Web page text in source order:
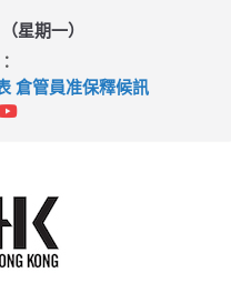
星期一）
倉管員准保釋候訊